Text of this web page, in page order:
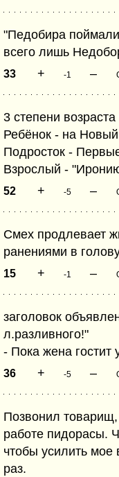
"Педобира
всего лишь
33 + -1 –
3 степени
Ребёнок - на
Подросток -
Взрослый -
52 + -5 –
Смех продлевает
ранениями в
15 + -1 –
заголовок
л.разливного!"
- Пока жена
36 + -5 –
Позвонил товарищ,
работе пидорасы.
чтобы усилить мое
раз.